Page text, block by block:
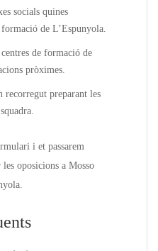
socials quines
de L’Espunyola.
de formació de
pròximes.
preparant les
i et passarem
oposicions a Mosso